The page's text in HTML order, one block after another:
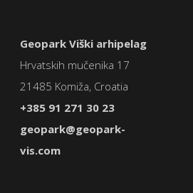
Geopark Viški arhipelag
Hrvatskih mučenika 17
21485 Komiža, Croatia
+385 91 271 30 23
geopark@geopark-
vis.com